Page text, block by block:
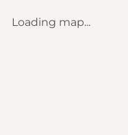
Loading map...